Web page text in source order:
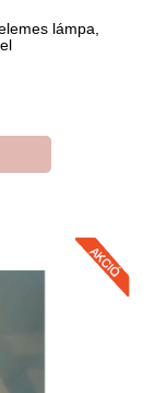
lámpa,